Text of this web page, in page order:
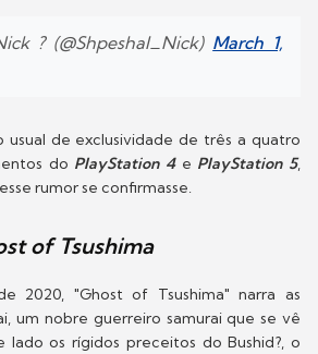
? (@Shpeshal_Nick) March 1,
usual de exclusividade de três a quatro
do PlayStation 4e PlayStation 5,
rumor se confirmasse.
of Tsushima
2020, "Ghost of Tsushima" narra as
um nobre guerreiro samurai que se vê
lado os rígidos preceitos do Bushid?, o